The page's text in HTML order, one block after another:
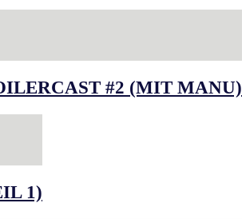
#2 (MIT MANU)
1)